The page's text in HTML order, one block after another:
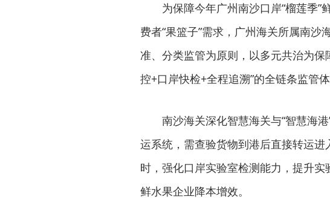
为保障今年广州南沙口岸“榴莲季”
费者“果篮子”需求，广州海关所属南
准、分类监管为原则，以多元共治为保
控+口岸快检+全程追溯”的全链条监管体
南沙海关深化智慧海关与“智慧海港
运系统，需查验货物到港后直接转运
时，强化口岸实验室检测能力，提升
鲜水果企业降本增效。